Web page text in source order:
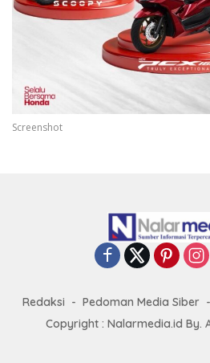
Screenshot
Redaksi Pedoman Media Siber
Copyright : Nalarmedia.id By.